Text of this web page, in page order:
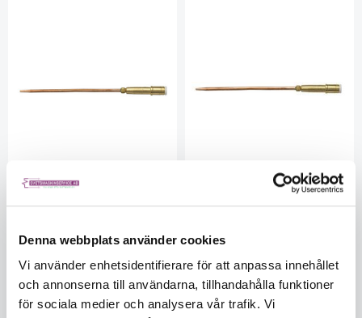
Denna webbplats använder cookies
Vi använder enhetsidentifierare för att anpassa innehållet
och annonserna till användarna, tillhandahålla funktioner
för sociala medier och analysera vår trafik. Vi
315 l/h
IQ33250200
I lager
5566503461
399
I/h
IQ33250300
I lager
5566503461